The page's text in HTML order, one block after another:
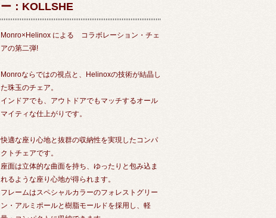
ー：KOLLSHE
Monro×Helinox による コラボレーション・チェ
アの第二弾!
Monroならではの視点と、Helinoxの技術が結晶し
た珠玉のチェア。
インドアでも、アウトドアでもマッチするオール
マイティな仕上がりです。
快適な座り心地と抜群の収納性を実現したコンパ
クトチェアです。
座面は立体的な曲面を持ち、ゆったりと包み込ま
れるような座り心地が得られます。
フレームはスペシャルカラーのフォレストグリー
ン・アルミポールと樹脂モールドを採用し、軽